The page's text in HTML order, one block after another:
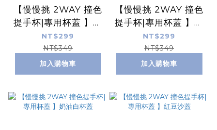
【慢慢挑 2WAY 撞色
提手杯|專用杯蓋 】奶
茶色杯蓋
NT$299
NT$349
加入購物車
【慢慢挑 2WAY 撞色
提手杯|專用杯蓋 】杏
仁茶白灰杯蓋
NT$299
NT$349
加入購物車